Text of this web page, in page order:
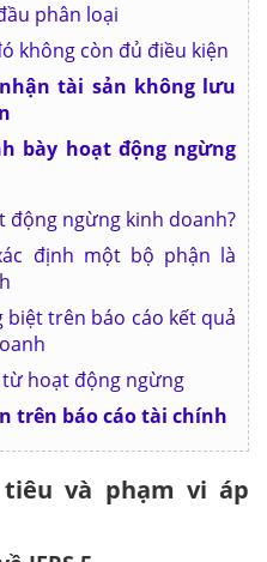
phân loại
không còn đủ điều kiện
tài sản không lưu
bày hoạt động ngừng
động ngừng kinh doanh?
định một bộ phận là
biệt trên báo cáo kết quả
hoạt động ngừng
trên báo cáo tài chính
tiêu và phạm vi áp